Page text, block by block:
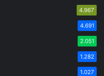
4.967
4.691
2.051
1.282
1.027